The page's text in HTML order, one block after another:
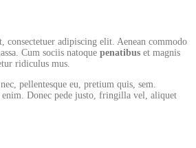
consectetuer adipiscing elit. Aenean commodo
Cum sociis natoque penatibus et magnis
ridiculus mus.
pellentesque eu, pretium quis, sem.
enim. Donec pede justo, fringilla vel, aliquet